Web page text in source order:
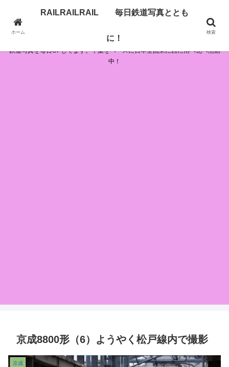
RAILRAILRAIL 毎日鉄道写真とともに！
鉄道写真を毎日UPしてます。千葉をベースに日本全国東に西に南へ北へ活動
中！
京成8800形（6）ようやく松戸線内で撮影
京成
ホーム
RAILRAILRAIL 毎日鉄道写真ととも
に！
検索